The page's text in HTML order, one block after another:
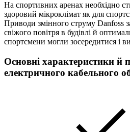
На спортивних аренах необхідно
здоровий мікроклімат як для
Приводи змінного струму Danfoss
свіжого повітря в будівлі й
спортсмени могли зосередитися і
Основні характеристики й
електричного кабельного